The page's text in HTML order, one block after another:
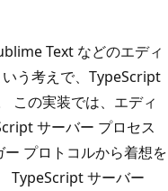
Text などのエディ
う考えで、TypeScript
この実装では、エディ
サーバー プロセス
プロトコルから着想を
TypeScript サーバー